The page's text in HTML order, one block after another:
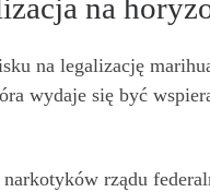
na
na legalizację
wydaje się być
narkotyków rządu